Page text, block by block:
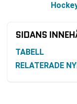
SIDANS
TABELL
RELATERADE